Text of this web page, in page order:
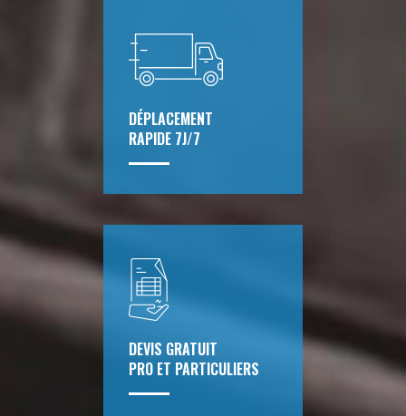
DÉPLACEMENT
RAPIDE 7J/7
DEVIS GRATUIT
PRO ET PARTICULIERS